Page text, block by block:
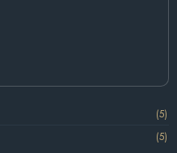
(5)
(5)